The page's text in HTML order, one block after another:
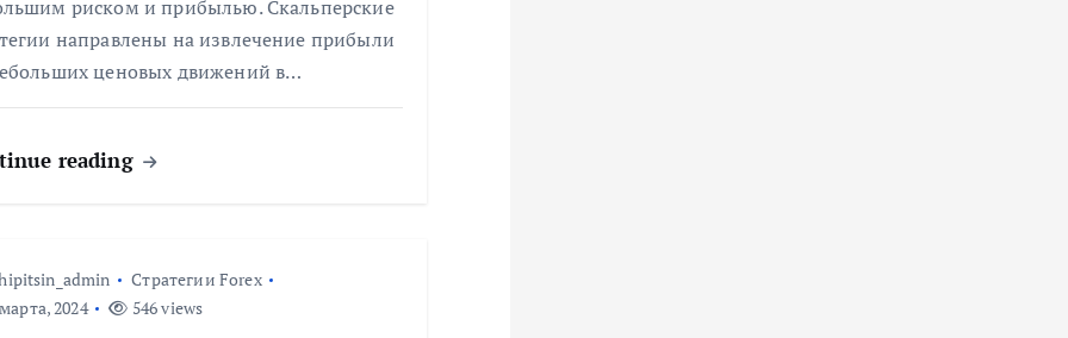
риском и прибылью. Скальперские
направлены на извлечение прибыли
ценовых движений в…
reading
Стратегии Forex
2024
546 views